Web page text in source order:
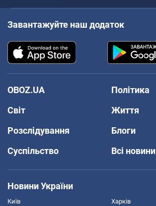
Завантажуйте наш додаток
OBOZ.UA
Політика
Світ
Життя
Розслідування
Блоги
Суспільство
Всі новини
Новини України
Київ Харків